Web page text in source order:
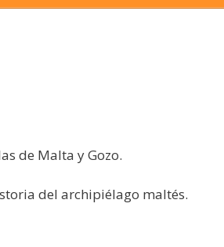
de Malta y Gozo.
del archipiélago maltés.